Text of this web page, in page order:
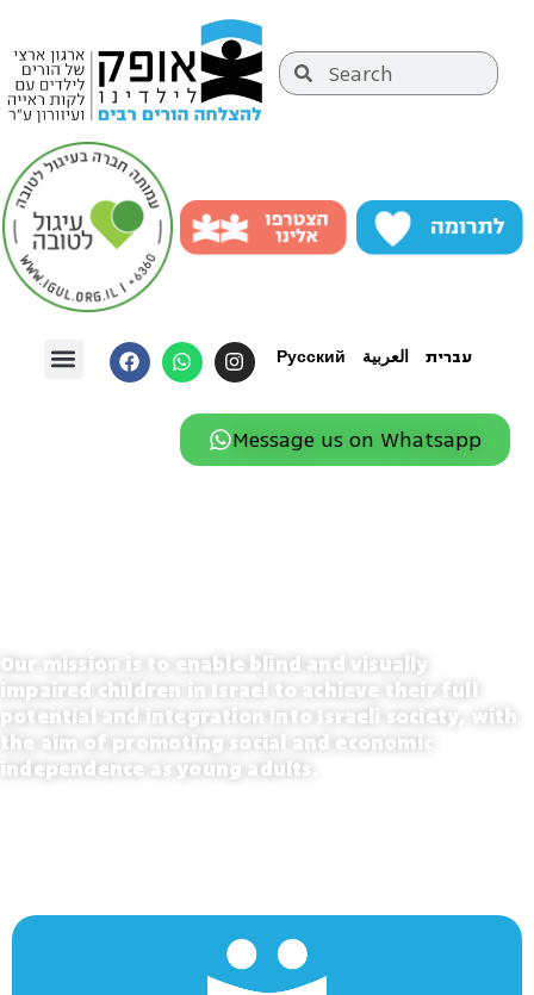
Русский العربية עברית
Message us on Whatsapp
Our mission is to enable blind and visually
impaired children in Israel to achieve their full
potential and integration into Israeli society, with
the aim of promoting social and economic
independence as young adults.